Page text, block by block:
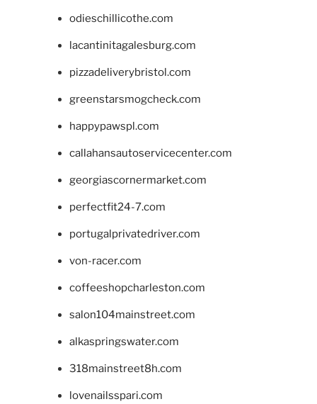
odieschillicothe.com
lacantinitagalesburg.com
pizzadeliverybristol.com
greenstarsmogcheck.com
happypawspl.com
callahansautoservicecenter.com
georgiascornermarket.com
perfectfit24-7.com
portugalprivatedriver.com
von-racer.com
coffeeshopcharleston.com
salon104mainstreet.com
alkaspringswater.com
318mainstreet8h.com
lovenailsspari.com